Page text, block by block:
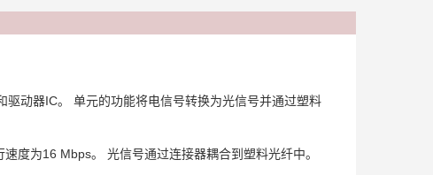
动器IC。 单元的功能将电信号转换为光信号并通过塑料
度为16 Mbps。 光信号通过连接器耦合到塑料光纤中。